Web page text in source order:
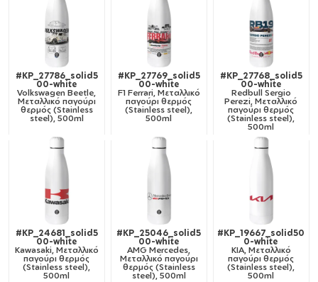
#KP_27786_solid5
00-white
Volkswagen Beetle,
Μεταλλικό παγούρι
θερμός (Stainless
steel), 500ml
#KP_27769_solid5
00-white
F1 Ferrari, Μεταλλικό
παγούρι θερμός
(Stainless steel),
500ml
#KP_27768_solid5
00-white
Redbull Sergio
Perezi, Μεταλλικό
παγούρι θερμός
(Stainless steel),
500ml
#KP_24681_solid5
00-white
Kawasaki, Μεταλλικό
παγούρι θερμός
(Stainless steel),
500ml
#KP_25046_solid5
00-white
AMG Mercedes,
Μεταλλικό παγούρι
θερμός (Stainless
steel), 500ml
#KP_19667_solid50
0-white
KIA, Μεταλλικό
παγούρι θερμός
(Stainless steel),
500ml